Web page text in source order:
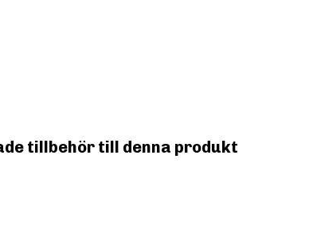
tillbehör till denna produkt